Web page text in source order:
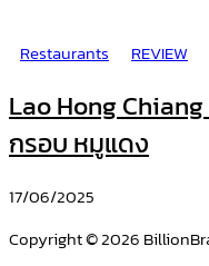
Restaurants REVIEW
Lao Hong Chiang
กรอบ หมูแดง
17/06/2025
Copyright © 2026